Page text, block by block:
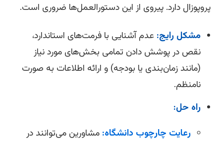
دارد. پیروی از این دستورالعمل‌ها ضروری است.
مشکل رایج:عدم آشنایی با فرمت‌های استاندارد،
نقص در پوشش دادن تمامی بخش‌های مورد نیاز
(مانند زمان‌بندی یا بودجه) و ارائه اطلاعات به صورت
نامنظم.
راه حل:
رعایت چارچوب دانشگاه:مشاورین می‌توانند در